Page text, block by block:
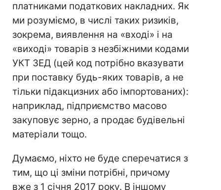
платниками податкових накладних. Як
ми розуміємо, в числі таких ризиків,
зокрема, виявлення на «вході» і на
«виході» товарів з незбіжними кодами
УКТ ЗЕД (цей код потрібно вказувати
при поставку будь-яких товарів, а не
тільки підакцизних або імпортованих):
наприклад, підприємство масово
закуповує зерно, а продає будівельні
матеріали тощо.
Думаємо, ніхто не буде сперечатися з
тим, що ці зміни потрібні, причому
вже з 1 січня 2017 року. В іншому